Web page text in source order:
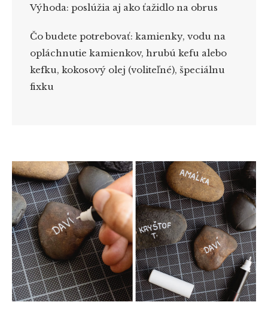
Výhoda: poslúžia aj ako ťažidlo na obrus
Čo budete potrebovať: kamienky, vodu na
opláchnutie kamienkov, hrubú kefu alebo
kefku, kokosový olej (voliteľné), špeciálnu
fixku